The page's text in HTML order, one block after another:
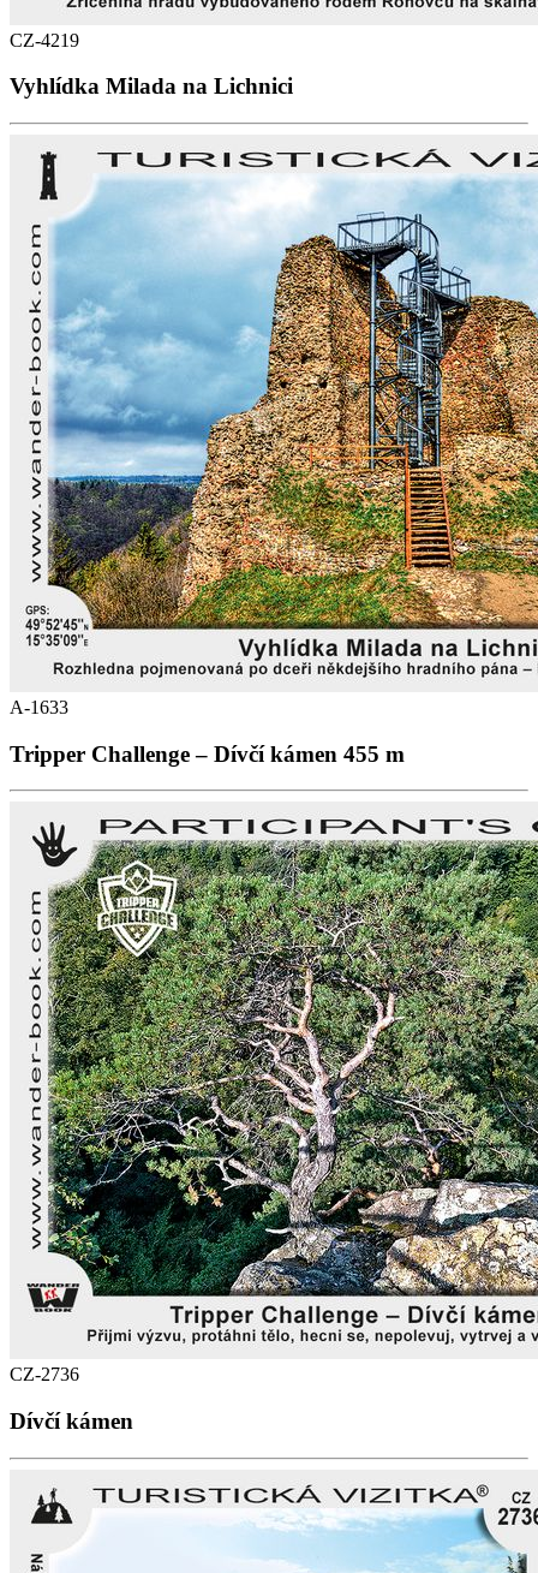
CZ-4219
Vyhlídka Milada na Lichnici
A-1633
Tripper Challenge – Dívčí kámen 455 m
CZ-2736
Dívčí kámen